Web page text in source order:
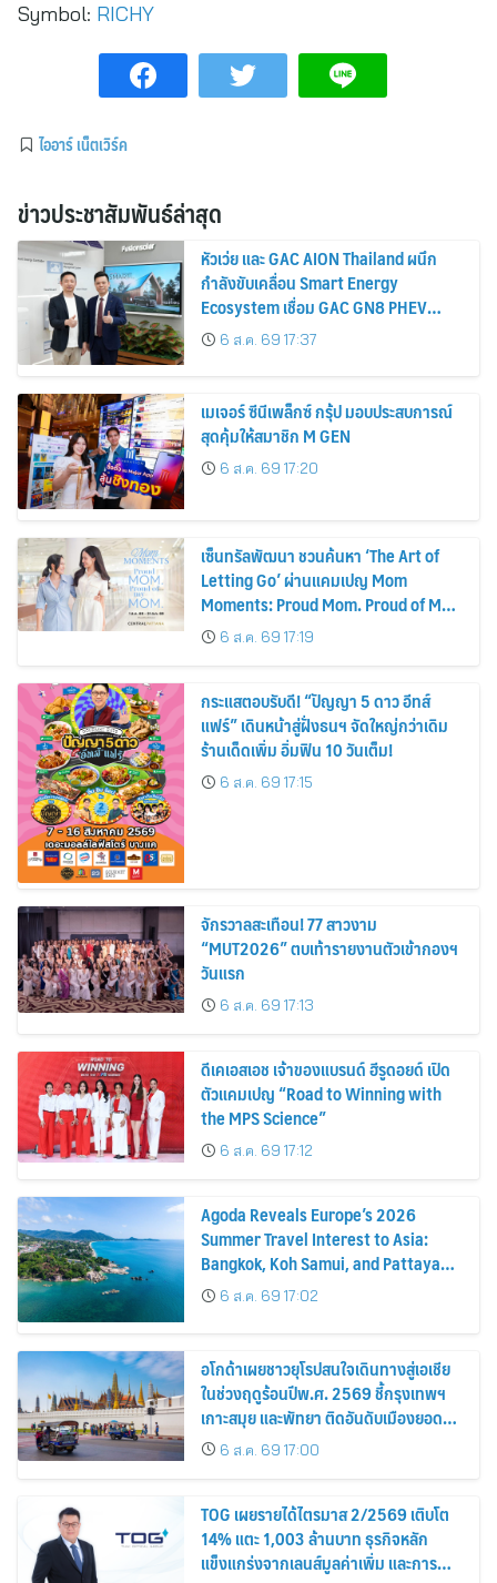
Symbol: RICHY
ไออาร์ เน็ตเวิร์ค
ข่าวประชาสัมพันธ์ล่าสุด
หัวเว่ย และ GAC AION Thailand ผนึก
กำลังขับเคลื่อน Smart Energy
Ecosystem เชื่อม GAC GN8 PHEV
รถยนต์ MPV ระดับพรีเมียม เข้ากับ
พลังงานแสงอาทิตย์ภายในบ้าน
6 ส.ค. 69 17:37
เมเจอร์ ซีนีเพล็กซ์ กรุ้ป มอบประสบการณ์
สุดคุ้มให้สมาชิก M GEN
6 ส.ค. 69 17:20
เซ็นทรัลพัฒนา ชวนค้นหา ‘The Art of
Letting Go’ ผ่านแคมเปญ Mom
Moments: Proud Mom. Proud of My
Mom.6 ส.ค. 69 17:19
กระแสตอบรับดี! “ปัญญา 5 ดาว อีทส์
แฟร์” เดินหน้าสู่ฝั่งธนฯ จัดใหญ่กว่าเดิม
ร้านเด็ดเพิ่ม อิ่มฟิน 10 วันเต็ม!
6 ส.ค. 69 17:15
จักรวาลสะเทือน! 77 สาวงาม
“MUT2026” ตบเท้ารายงานตัวเข้ากองฯ
วันแรก
6 ส.ค. 69 17:13
ดีเคเอสเอช เจ้าของแบรนด์ ฮีรูดอยด์ เปิด
ตัวแคมเปญ “Road to Winning with
the MPS Science”
6 ส.ค. 69 17:12
Agoda Reveals Europe’s 2026
Summer Travel Interest to Asia:
Bangkok, Koh Samui, and Pattaya
Among the Top Cities
6 ส.ค. 69 17:02
อโกด้าเผยชาวยุโรปสนใจเดินทางสู่เอเชีย
ในช่วงฤดูร้อนปีพ.ศ. 2569 ชี้กรุงเทพฯ
เกาะสมุย และพัทยา ติดอันดับเมืองยอด
นิยม6 ส.ค. 69 17:00
TOG เผยรายได้ไตรมาส 2/2569 เติบโต
14% แตะ 1,003 ล้านบาท ธุรกิจหลัก
แข็งแกร่งจากเลนส์มูลค่าเพิ่ม และการ